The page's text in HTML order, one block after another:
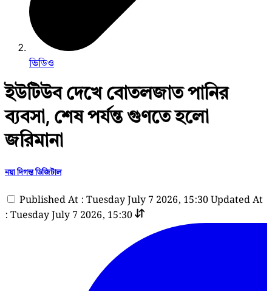
ভিডিও
ইউটিউব দেখে বোতলজাত পানির
ব্যবসা, শেষ পর্যন্ত গুণতে হলো
জরিমানা
নয়া দিগন্ত ডিজিটাল
Published At : Tuesday July 7 2026, 15:30Updated At
: Tuesday July 7 2026, 15:30